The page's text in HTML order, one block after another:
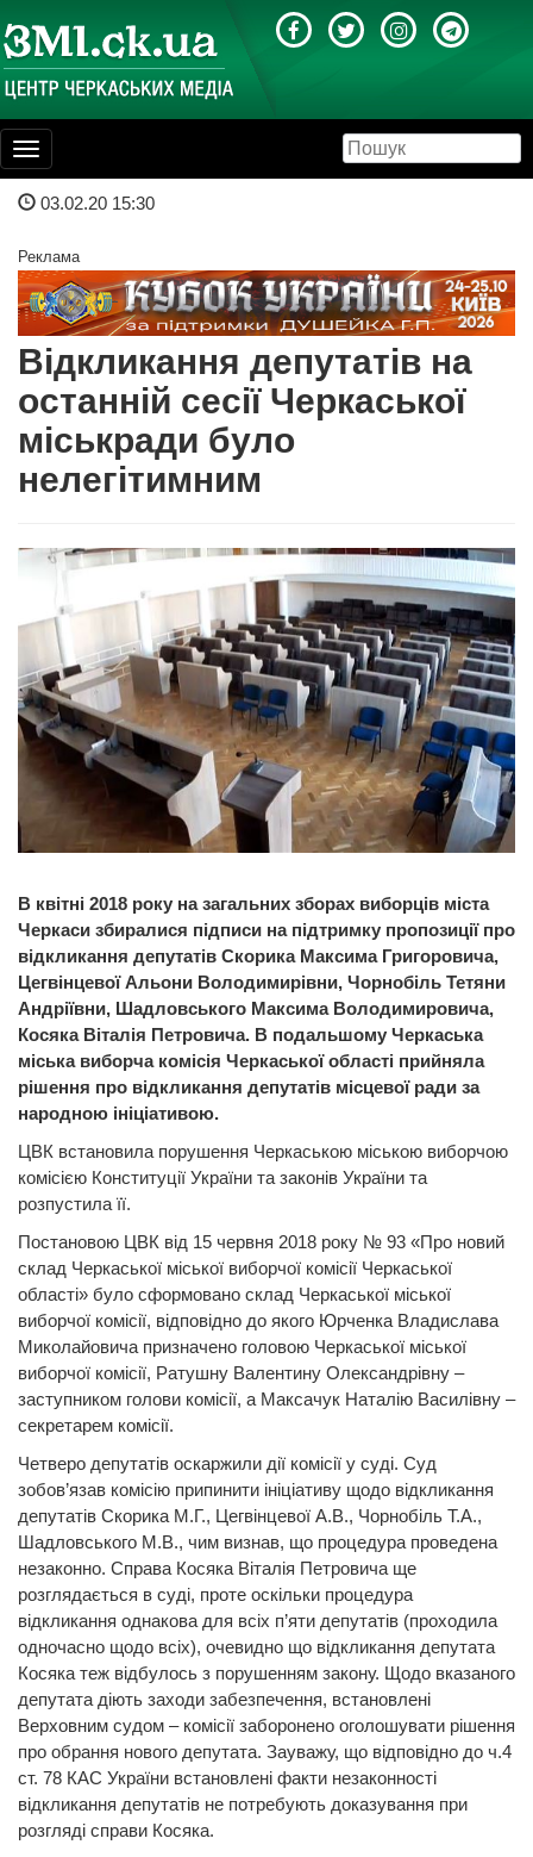
Toggle
navigation
03.02.20 15:30
Реклама
Відкликання депутатів на
останній сесії Черкаської
міськради було
нелегітимним
В квітні 2018 року на загальних зборах виборців міста
Черкаси збиралися підписи на підтримку пропозиції про
відкликання депутатів Скорика Максима Григоровича,
Цегвінцевої Альони Володимирівни, Чорнобіль Тетяни
Андріївни, Шадловського Максима Володимировича,
Косяка Віталія Петровича. В подальшому Черкаська
міська виборча комісія Черкаської області прийняла
рішення про відкликання депутатів місцевої ради за
народною ініціативою.
ЦВК встановила порушення Черкаською міською виборчою
комісією Конституції України та законів України та
розпустила її.
Постановою ЦВК від 15 червня 2018 року № 93 «Про новий
склад Черкаської міської виборчої комісії Черкаської
області» було сформовано склад Черкаської міської
виборчої комісії, відповідно до якого Юрченка Владислава
Миколайовича призначено головою Черкаської міської
виборчої комісії, Ратушну Валентину Олександрівну –
заступником голови комісії, а Максачук Наталію Василівну –
секретарем комісії.
Четверо депутатів оскаржили дії комісії у суді. Суд
зобов’язав комісію припинити ініціативу щодо відкликання
депутатів Скорика М.Г., Цегвінцевої А.В., Чорнобіль Т.А.,
Шадловського М.В., чим визнав, що процедура проведена
незаконно. Справа Косяка Віталія Петровича ще
розглядається в суді, проте оскільки процедура
відкликання однакова для всіх п’яти депутатів (проходила
одночасно щодо всіх), очевидно що відкликання депутата
Косяка теж відбулось з порушенням закону. Щодо вказаного
депутата діють заходи забезпечення, встановлені
Верховним судом – комісії заборонено оголошувати рішення
про обрання нового депутата. Зауважу, що відповідно до ч.4
ст. 78 КАС України встановлені факти незаконності
відкликання депутатів не потребують доказування при
розгляді справи Косяка.